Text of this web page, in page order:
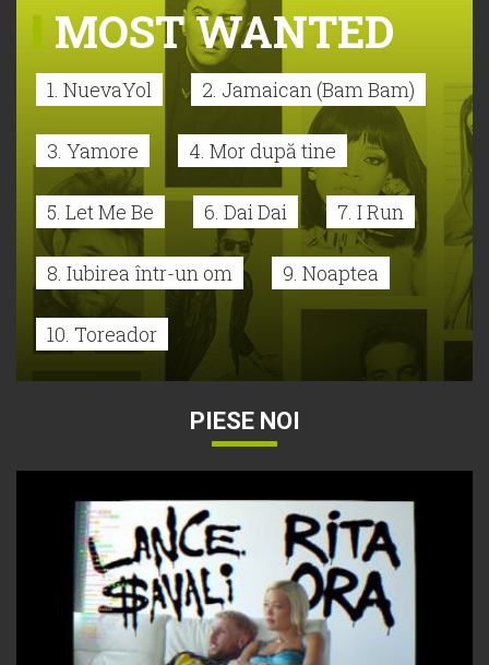
MOST WANTED
1. NuevaYol 2. Jamaican (Bam Bam)
3. Yamore 4. Mor după tine
5. Let Me Be 6. Dai Dai 7. I Run
8. Iubirea într-un om 9. Noaptea
10. Toreador
PIESE NOI